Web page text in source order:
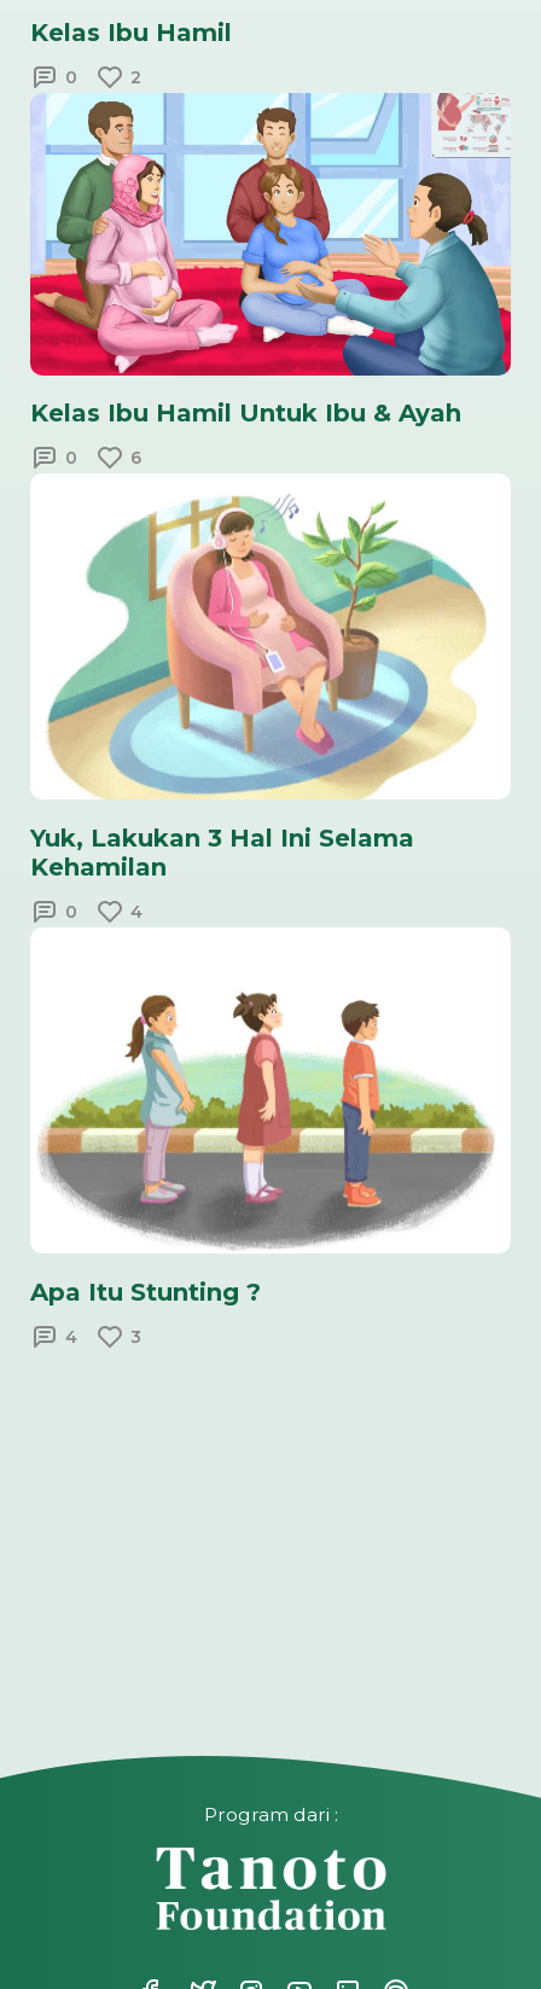
Kelas Ibu Hamil
0 2
Kelas Ibu Hamil Untuk Ibu & Ayah
0 6
Yuk, Lakukan 3 Hal Ini Selama
Kehamilan
0 4
Apa Itu Stunting ?
4 3
Program dari :